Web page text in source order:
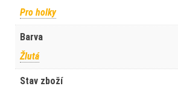
Pro holky
Barva
Žlutá
Stav zboží